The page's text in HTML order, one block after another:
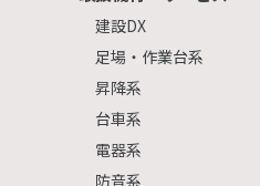
建設DX
足場・作業台系
昇降系
台車系
電器系
防音系